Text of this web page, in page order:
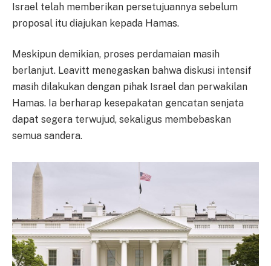
Israel telah memberikan persetujuannya sebelum
proposal itu diajukan kepada Hamas.
Meskipun demikian, proses perdamaian masih
berlanjut. Leavitt menegaskan bahwa diskusi intensif
masih dilakukan dengan pihak Israel dan perwakilan
Hamas. Ia berharap kesepakatan gencatan senjata
dapat segera terwujud, sekaligus membebaskan
semua sandera.